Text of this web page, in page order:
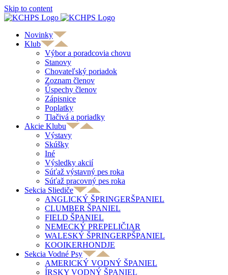
Skip to content
Novinky
Klub
Výbor a poradcovia chovu
Stanovy
Chovateľský poriadok
Zoznam členov
Úspechy členov
Zápisnice
Poplatky
Tlačivá a poriadky
Akcie Klubu
Výstavy
Skúšky
Iné
Výsledky akcií
Súťaž výstavný pes roka
Súťaž pracovný pes roka
Sekcia Sliediče
ANGLICKÝ ŠPRINGERŠPANIEL
CLUMBER ŠPANIEL
FIELD ŠPANIEL
NEMECKÝ PREPELIČIAR
WALESKÝ ŠPRINGERPŠPANIEL
KOOIKERHONDJE
Sekcia Vodné Psy
AMERICKÝ VODNÝ ŠPANIEL
ÍRSKY VODNÝ ŠPANIEL